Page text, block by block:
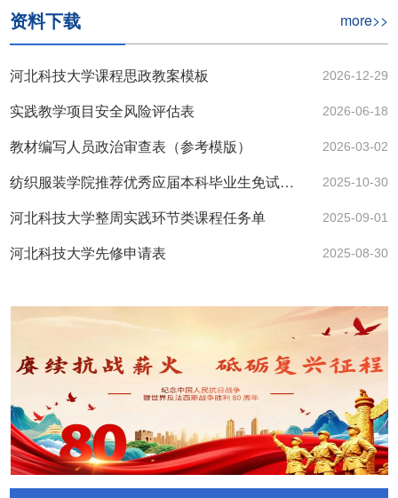
more>>
资料下载
2026-12-29
河北科技大学课程思政教案模板
2026-06-18
实践教学项目安全风险评估表
2026-03-02
教材编写人员政治审查表（参考模版）
2025-10-30
纺织服装学院推荐优秀应届本科毕业生免试攻读研究生实施细则
2025-09-01
河北科技大学整周实践环节类课程任务单
2025-08-30
河北科技大学先修申请表